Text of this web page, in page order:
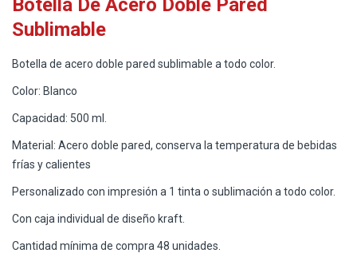
Sublimable
Botella de acero doble pared sublimable a todo color.
Color: Blanco
Capacidad: 500 ml.
Material: Acero doble pared, conserva la temperatura de bebidas
frías y calientes
Personalizado con impresión a 1 tinta o sublimación a todo color.
Con caja individual de diseño kraft.
Cantidad mínima de compra 48 unidades.